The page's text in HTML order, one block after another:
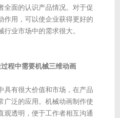
全面的认识产品情况。对于促
作用，可以使企业获得更好的
业市场中的需求很大。
程中需要机械三维动画
具有很大价值和市场，在产品
广泛的应用。机械动画制作使
观透明，便于工作者相互沟通